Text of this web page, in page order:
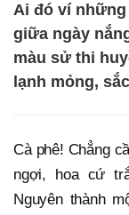
Ai đó ví
giữa ngày
màu sử thi
lạnh mỏng,
Cà phê! Chẳng
ngợi, hoa cứ
Nguyên thành